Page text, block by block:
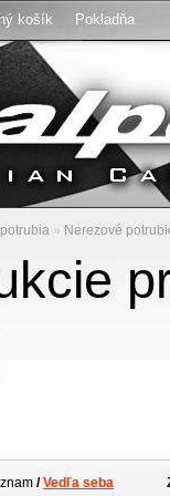
košík Pokladňa
» Nerezové
/ Vedľa seba